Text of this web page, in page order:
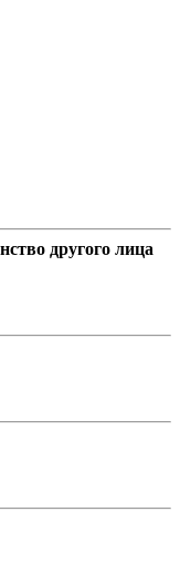
другого лица